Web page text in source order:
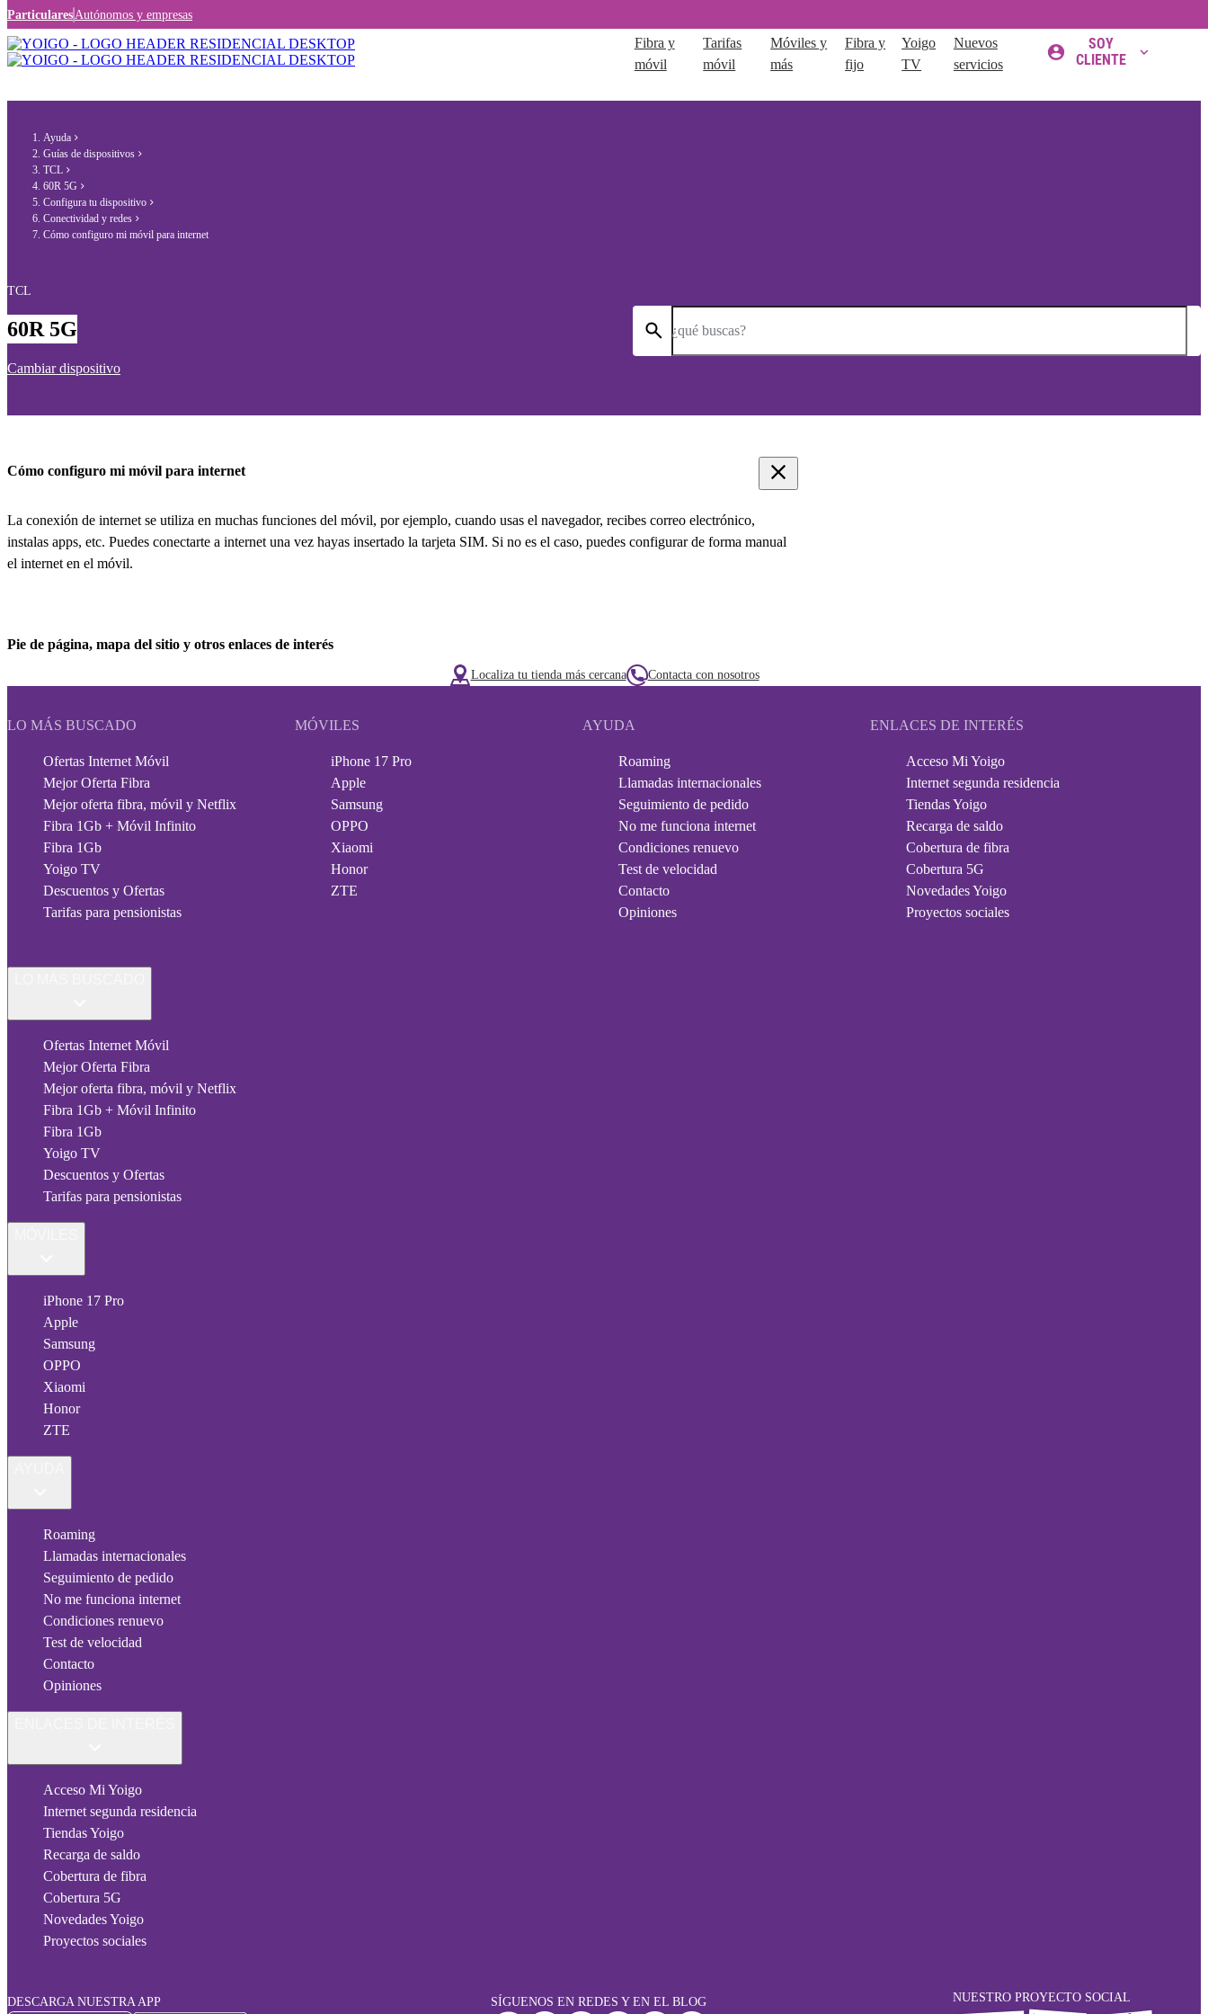
Particulares Autónomos y empresas
Fibra y
móvil
Tarifas
móvil
Móviles y
más
Fibra y
fijo
Yoigo
TV
Nuevos
servicios
SOY
CLIENTE
Ayuda
Guías de dispositivos
TCL
60R 5G
Configura tu dispositivo
Conectividad y redes
Cómo configuro mi móvil para internet
TCL
60R 5G
Cambiar dispositivo
¿qué buscas?
Cómo configuro mi móvil para internet
La conexión de internet se utiliza en muchas funciones del móvil, por ejemplo, cuando usas el navegador, recibes correo electrónico,
instalas apps, etc. Puedes conectarte a internet una vez hayas insertado la tarjeta SIM. Si no es el caso, puedes configurar de forma manual
el internet en el móvil.
Pie de página, mapa del sitio y otros enlaces de interés
Localiza tu tienda más cercana Contacta con nosotros
LO MÁS BUSCADO
Ofertas Internet Móvil
Mejor Oferta Fibra
Mejor oferta fibra, móvil y Netflix
Fibra 1Gb + Móvil Infinito
Fibra 1Gb
Yoigo TV
Descuentos y Ofertas
Tarifas para pensionistas
MÓVILES
iPhone 17 Pro
Apple
Samsung
OPPO
Xiaomi
Honor
ZTE
AYUDA
Roaming
Llamadas internacionales
Seguimiento de pedido
No me funciona internet
Condiciones renuevo
Test de velocidad
Contacto
Opiniones
ENLACES DE INTERÉS
Acceso Mi Yoigo
Internet segunda residencia
Tiendas Yoigo
Recarga de saldo
Cobertura de fibra
Cobertura 5G
Novedades Yoigo
Proyectos sociales
Ofertas Internet Móvil
Mejor Oferta Fibra
Mejor oferta fibra, móvil y Netflix
Fibra 1Gb + Móvil Infinito
Fibra 1Gb
Yoigo TV
Descuentos y Ofertas
Tarifas para pensionistas
iPhone 17 Pro
Apple
Samsung
OPPO
Xiaomi
Honor
ZTE
Roaming
Llamadas internacionales
Seguimiento de pedido
No me funciona internet
Condiciones renuevo
Test de velocidad
Contacto
Opiniones
Acceso Mi Yoigo
Internet segunda residencia
Tiendas Yoigo
Recarga de saldo
Cobertura de fibra
Cobertura 5G
Novedades Yoigo
Proyectos sociales
DESCARGA NUESTRA APP SÍGUENOS EN REDES Y EN EL BLOG NUESTRO PROYECTO SOCIAL